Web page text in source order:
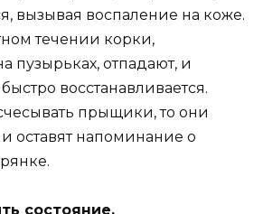
вызывая воспаление на коже.
течении корки,
пузырьках, отпадают, и
восстанавливается.
прыщики, то они
оставят напоминание о
состояние,